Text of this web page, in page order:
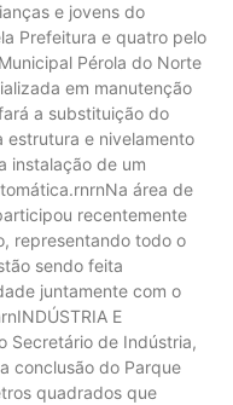
e jovens do
Prefeitura e quatro pelo
Pérola do Norte
em manutenção
a substituição do
e nivelamento
instalação de um
área de
recentemente
representando todo o
sendo feita
juntamente com o
E
Secretário de Indústria,
conclusão do Parque
quadrados que